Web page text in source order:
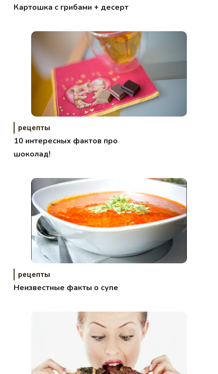
Картошка с грибами + десерт
рецепты
10 интересных фактов про
шоколад!
рецепты
Неизвестные факты о супе